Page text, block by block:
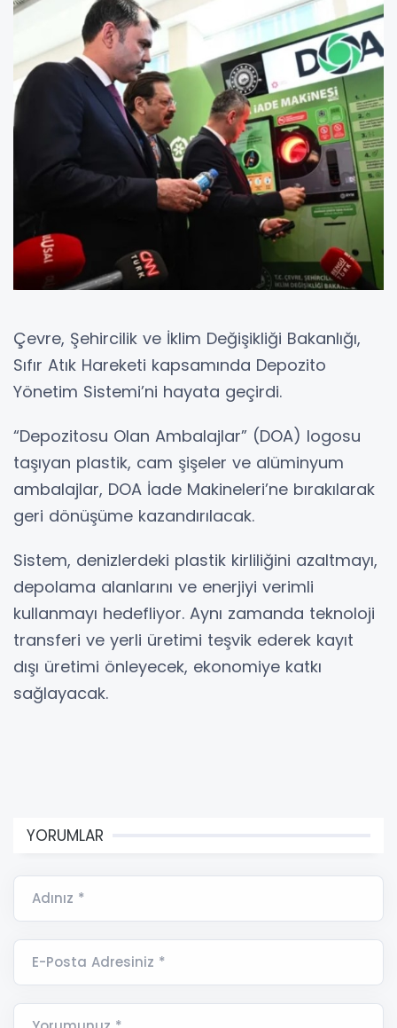
Çevre, Şehircilik ve İklim Değişikliği Bakanlığı,
Sıfır Atık Hareketi kapsamında Depozito
Yönetim Sistemi’ni hayata geçirdi.
“Depozitosu Olan Ambalajlar” (DOA) logosu
taşıyan plastik, cam şişeler ve alüminyum
ambalajlar, DOA İade Makineleri’ne bırakılarak
geri dönüşüme kazandırılacak.
Sistem, denizlerdeki plastik kirliliğini azaltmayı,
depolama alanlarını ve enerjiyi verimli
kullanmayı hedefliyor. Aynı zamanda teknoloji
transferi ve yerli üretimi teşvik ederek kayıt
dışı üretimi önleyecek, ekonomiye katkı
sağlayacak.
YORUMLAR
Adınız *
E-Posta Adresiniz *